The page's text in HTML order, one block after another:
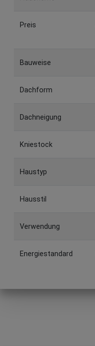
Preis
Bauweise
Dachform
Dachneigung
Kniestock
Haustyp
Hausstil
Verwendung
Energiestandard